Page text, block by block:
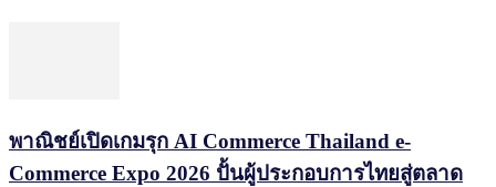
พาณิชย์เปิดเกมรุก AI Commerce Thailand e-
Commerce Expo 2026 ปั้นผู้ประกอบการไทยสู่ตลาด